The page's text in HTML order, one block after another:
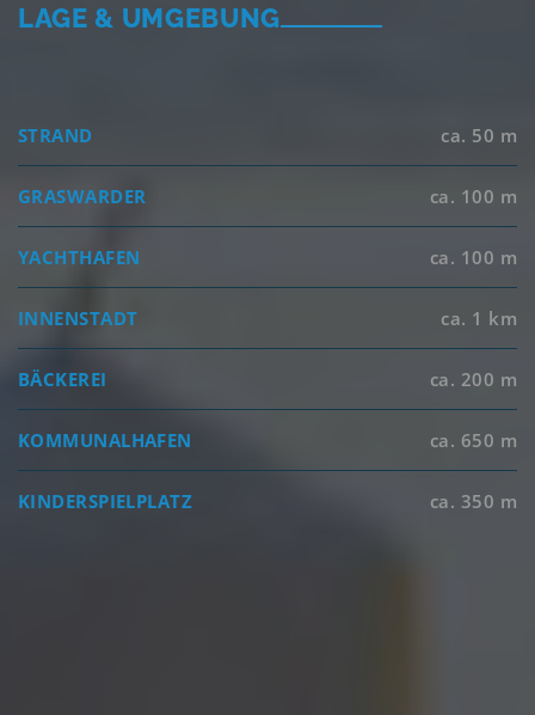
LAGE & UMGEBUNG
STRAND ca. 50 m
GRASWARDER ca. 100 m
YACHTHAFEN ca. 100 m
INNENSTADT ca. 1 km
BÄCKEREI ca. 200 m
KOMMUNALHAFEN ca. 650 m
KINDERSPIELPLATZ ca. 350 m